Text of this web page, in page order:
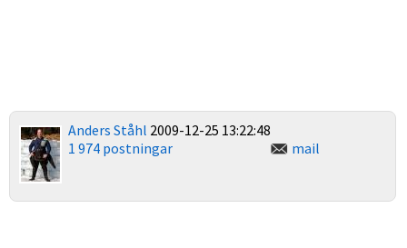
Anders Ståhl 2009-12-25 13:22:48
1 974 postningar
mail